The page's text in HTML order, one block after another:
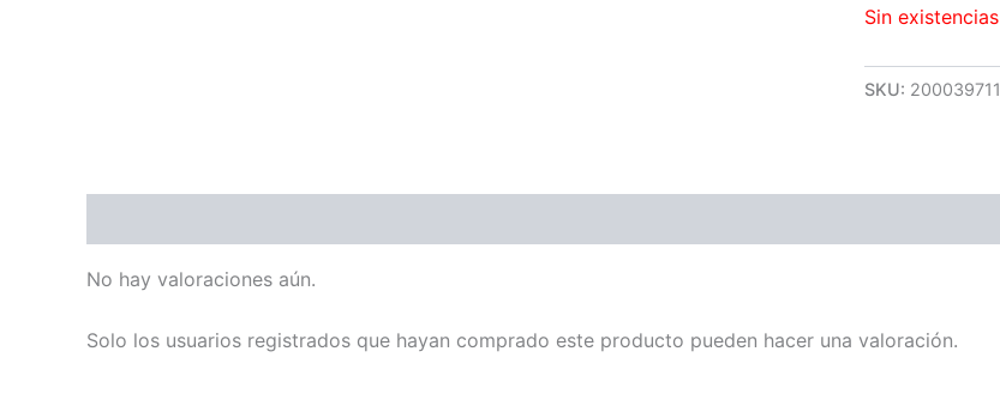
Sin existencias
SKU: 200039711
No hay valoraciones aún.
Solo los usuarios registrados que hayan comprado este producto pueden hacer una valoración.